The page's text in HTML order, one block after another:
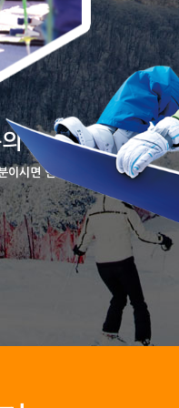
시면 언제든 문